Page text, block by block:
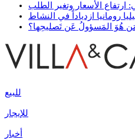
ارتفاع الأسعار وتغير الطلب
هُوَ المَسؤولُ عَن تَصليحِها؟
للبيع
للإيجار
أخبار